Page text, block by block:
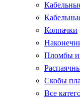
Колпачки
Пломбы и
Скобы
Все